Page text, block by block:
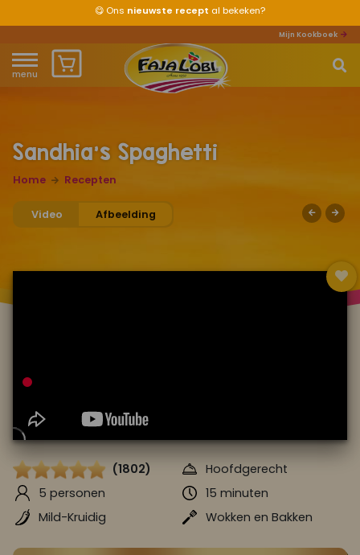
😋 Ons nieuwste recept al bekeken?
Mijn Kookboek
menu
Waar ben je naar op zoek?
Home
Over ons
Producten
Ofklik hierom je aan te melden voor Mijn Kookboek.
Sandhia's Spaghetti
Home Recepten
Video Afbeelding
(1802)
Hoofdgerecht
5 personen
15 minuten
Mild-Kruidig
Wokken en Bakken